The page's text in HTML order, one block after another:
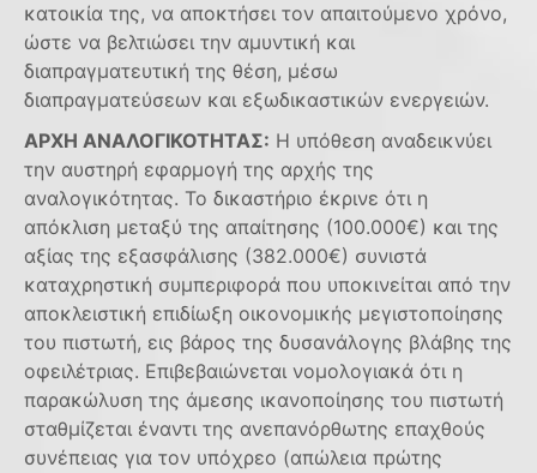
κατοικία της, να αποκτήσει τον απαιτούμενο χρόνο,
ώστε να βελτιώσει την αμυντική και
διαπραγματευτική της θέση, μέσω
διαπραγματεύσεων και εξωδικαστικών ενεργειών.
ΑΡΧΗ ΑΝΑΛΟΓΙΚΟΤΗΤΑΣ: Η υπόθεση αναδεικνύει
την αυστηρή εφαρμογή της αρχής της
αναλογικότητας. Το δικαστήριο έκρινε ότι η
απόκλιση μεταξύ της απαίτησης (100.000€) και της
αξίας της εξασφάλισης (382.000€) συνιστά
καταχρηστική συμπεριφορά που υποκινείται από την
αποκλειστική επιδίωξη οικονομικής μεγιστοποίησης
του πιστωτή, εις βάρος της δυσανάλογης βλάβης της
οφειλέτριας. Επιβεβαιώνεται νομολογιακά ότι η
παρακώλυση της άμεσης ικανοποίησης του πιστωτή
σταθμίζεται έναντι της ανεπανόρθωτης επαχθούς
συνέπειας για τον υπόχρεο (απώλεια πρώτης